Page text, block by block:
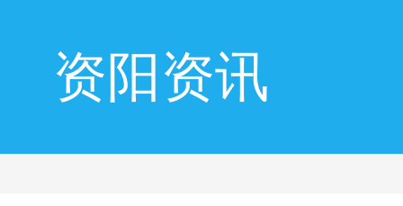
资阳资讯